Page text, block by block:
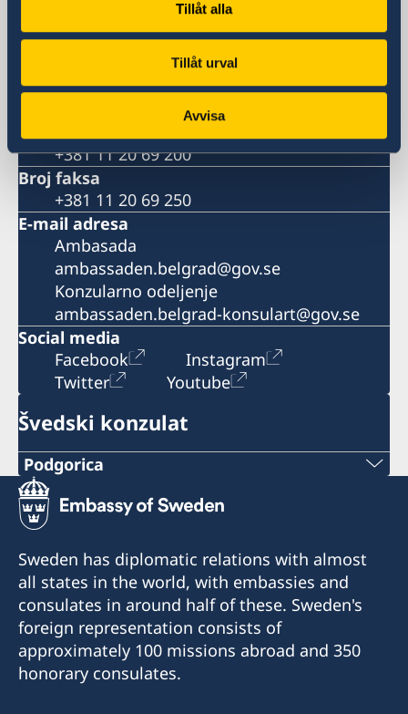
Tillåt alla
Tillåt urval
Avvisa
Ledi Pedžet 2
Srbija
+381 11 20 69 200
Broj faksa
+381 11 20 69 250
E-mail adresa
Ambasada
ambassaden.belgrad@gov.se
Konzularno odeljenje
ambassaden.belgrad-konsulart@gov.se
Social media
Facebook
Instagram
Twitter
Youtube
Švedski konzulat
Podgorica
Broj telefona:
+382 20 22 97 30
E-mail adresa:
info@lawoffice-vujacic.com
Broj faksa:
+382 20 22 97 30
Sweden has diplomatic relations with almost
all states in the world, with embassies and
consulates in around half of these. Sweden's
foreign representation consists of
approximately 100 missions abroad and 350
honorary consulates.